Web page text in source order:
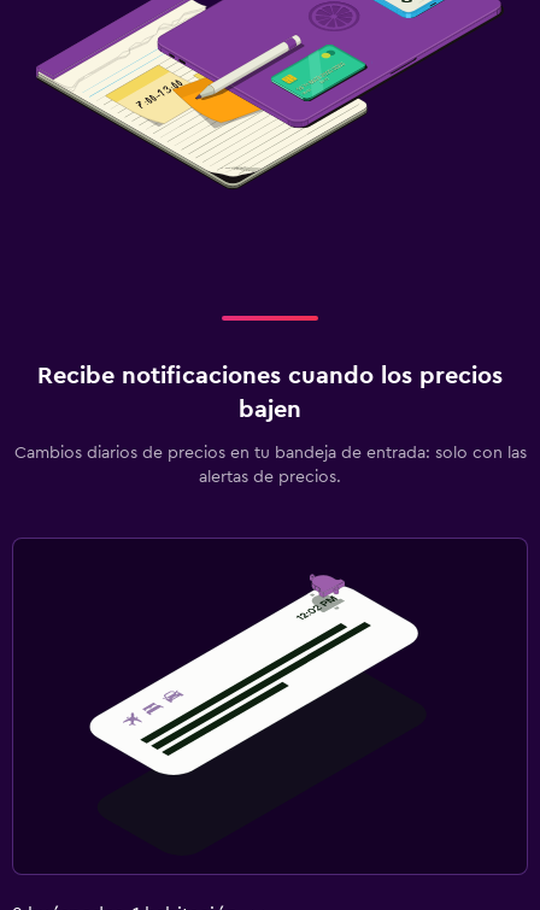
Muebles de exterior
Área de picnic
Acceso con llave
Check-in/check-out privado
Botella de agua
Ideal para familias
Libros, DVD, música para niños
Comidas para niños
Equipo infantil para zona de juegos al aire libre
Cubierta para piscina
Recibe notificaciones cuando los precios
bajen
Cambios diarios de precios en tu bandeja de entrada: solo con las
alertas de precios.